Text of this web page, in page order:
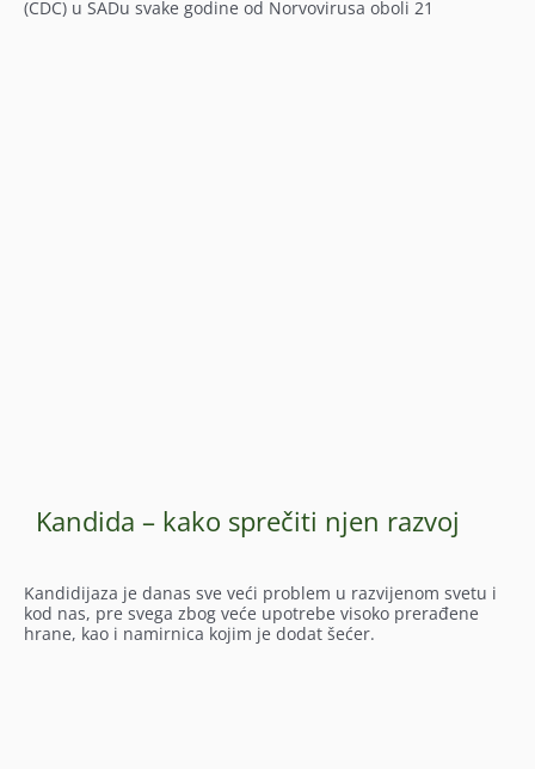
(CDC) u SADu svake godine od Norvovirusa oboli 21
Kandida – kako sprečiti njen razvoj
Kandidijaza je danas sve veći problem u razvijenom svetu i
kod nas, pre svega zbog veće upotrebe visoko prerađene
hrane, kao i namirnica kojim je dodat šećer.